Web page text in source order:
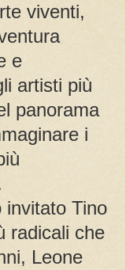
viventi,
e
artisti più
panorama
i
invitato Tino
radicali che
Leone